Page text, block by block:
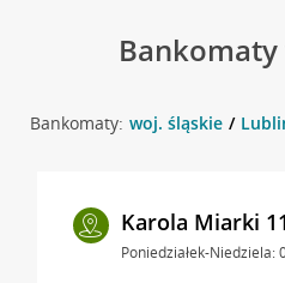
Bankomaty: woj. śląskie
Karola Miarki
Poniedziałek-Niedziela: